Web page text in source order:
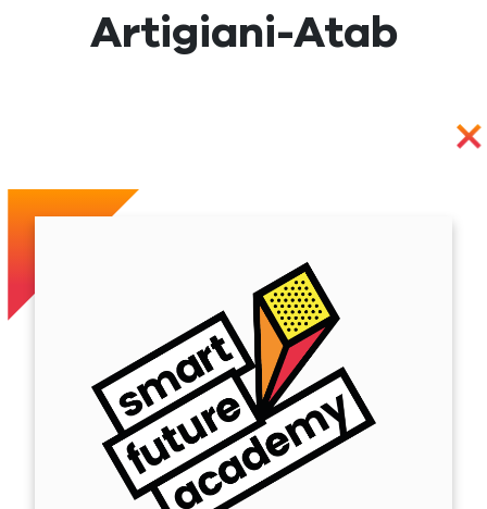
Artigiani-Atab